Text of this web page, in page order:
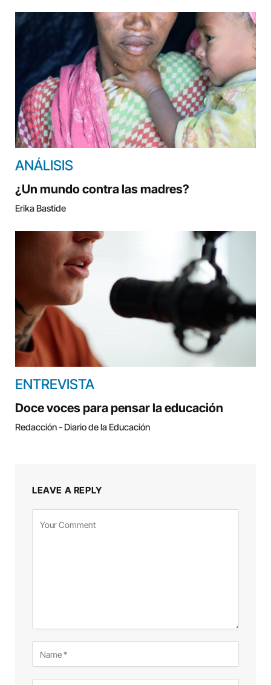
ANÁLISIS
¿Un mundo contra las madres?
Erika Bastide
ENTREVISTA
Doce voces para pensar la educación
Redacción - Diario de la Educación
LEAVE A REPLY